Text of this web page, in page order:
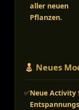
aller neuen
Pflanzen.
Neues
Neue Activity